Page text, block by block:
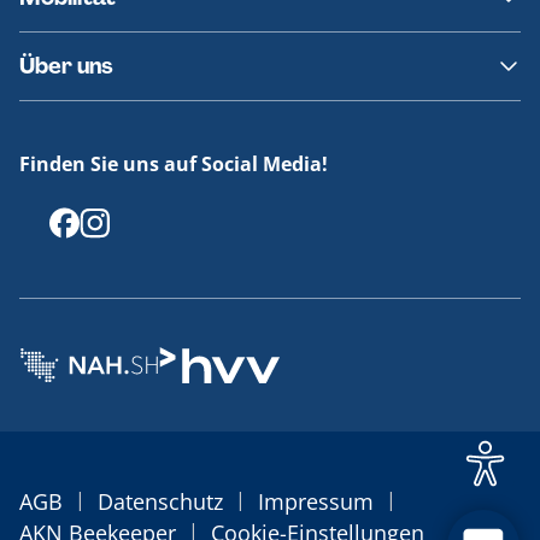
Fundsachen
Häufige Fragen
Barrierefreies Reisen
Erklärung Barrierefreiheit
Über uns
Offenlegungen
Finden Sie uns auf Social Media!
AGB | Datenschutz | Impressum |
AKN Beekeeper | Cookie-Einstellungen